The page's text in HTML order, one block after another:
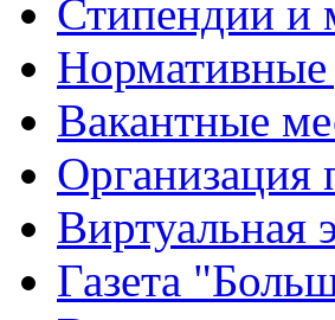
Стипендии и
Вакантные
Организация
Виртуальная
Газета